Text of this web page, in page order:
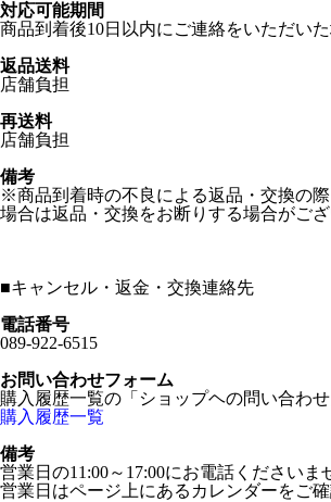
対応可能期間
商品到着後10日以内にご連絡をいただい
返品送料
店舗負担
再送料
店舗負担
備考
※商品到着時の不良による返品・交換の
場合は返品・交換をお断りする場合がご
■キャンセル・返金・交換連絡先
電話番号
089-922-6515
お問い合わせフォーム
購入履歴一覧の「ショップヘの問い合わ
購入履歴一覧
備考
営業日の11:00～17:00にお電話くださいま
営業日はページ上にあるカレンダーをご確